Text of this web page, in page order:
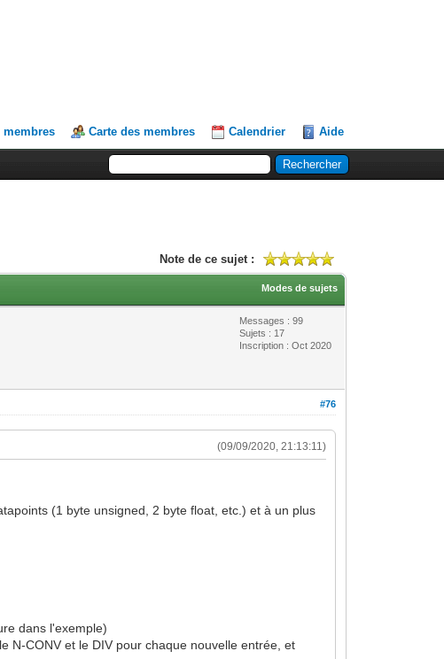
membres Carte des membres Calendrier Aide
Note de ce sujet :
Modes de sujets
Messages : 99
Sujets : 17
Inscription : Oct 2020
#76
(09/09/2020, 21:13:11)
(1 byte unsigned, 2 byte float, etc.) et à un plus
dans l'exemple)
N-CONV et le DIV pour chaque nouvelle entrée, et